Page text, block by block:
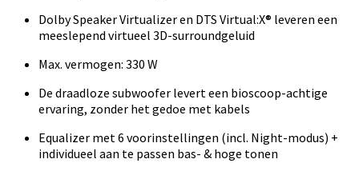
Dolby Speaker Virtualizer en DTS Virtual:X® leveren een
meeslepend virtueel 3D-surroundgeluid
Max. vermogen: 330 W
De draadloze subwoofer levert een bioscoop-achtige
ervaring, zonder het gedoe met kabels
Equalizer met 6 voorinstellingen (incl. Night-modus) +
individueel aan te passen bas- & hoge tonen